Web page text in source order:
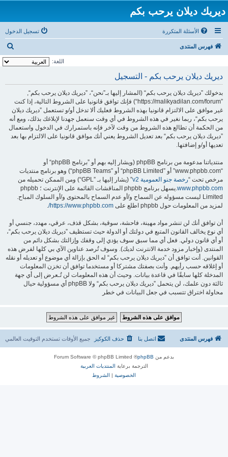
ديريك ديلان يرحب بكم
الأسئلة المتكررة تسجيل الدخول
فهرس المنتدى
ح
اللغة:
ديريك ديلان يرحب بكم - التسجيل
بدخولك ”ديريك ديلان يرحب بكم“ (المشار إليها بـ”نحن“، ”ديريك ديلان يرحب بكم“,
”https://malikyadilan.com/forum“) فإنك توافق قانونيا على الشروط التالية، إذا كنت
غير موافق على الالتزام قانونيا بهذه الشروط فعليك ألا تدخل أو/و تستعمل ”ديريك ديلان
يرحب بكم“، ربما نغير في هذه الشروط في أي وقت سنعمل جهدنا لإبلاغك بذلك، ومع أنه
من الحكمة أن تطالع هذه الشروط من وقت لآخر فإنه باستمرارك في الدخول واستعمال
”ديريك ديلان يرحب بكم“ بعد تعديل الشروط يعني أنك موافق قانونيا على الالتزام بها بعد
تعديها أو/و إضافتها.
منتدياتنا مدعومة من برنامج phpBB (ويشار إليه بهم أو ”برنامج phpBB“ أو
“www.phpbb.com” أو ”phpBB Limited“ أو ”phpBB Teams“) وهو برنامج منتديات
مرخص تحت “رخصة جنو العمومية v2
” (يشار إليها بـ ”GPL“) ومن الممكن تحميله من
www.phpbb.com
.يسهل برنامج phpbb المناقشات القائمة على الإنترنت ؛ phpbb
Limited ليست مسؤوله عن السماح و/أو عدم السماح بالمحتوى و/أو السلوك المباح.
لمزيد من المعلومات حول phpbb اطلع على
https://www.phpbb.com/
.
أن توافق أنك لن تنشر مواد مهينة، فاحشة، سوقية، بشكل قذف، عرقي، مهدد، جنسي أو
أي نوع يخالف القانون المتبع في دولتك أو الدولة حيث تستظيف ”ديريك ديلان يرحب بكم“،
أو أي قانون دولي. فعل أي مما سبق سوف يؤدي إلى وقفك وإزالتك بشكل دائم من
المنتدى (وإخبار مزود خدمة الانترنت لديك). وسوف تُرصد عناوين الآي بي كلها لفرض هذه
القوانين. أنت توافق أن ”ديريك ديلان يرحب بكم“ له الحق بإزالة أي موضوع أو تعديله أو نقله
أو إغلاقه حسب رأيهم. وأنت بصفتك مشتركا أو مستخدما توافق أن تخزن المعلومات
المدخلة كلها سابقًا في قاعدة بيانات. وحيث أن هذه المعلومات لن تُـعرض إلى أي جهة
ثالثة دون علمك، لن يتحمل ”ديريك ديلان يرحب بكم“ ولا phpBB أي مسؤولية حيال
محاولة اختراق تتسبب في جعل البيانات في خطر
فهرس المنتدى جميع الأوقات تستخدم التوقيت العالمي حذف الكوكيز اتصل بنا
بدعم من phpBB
® Forum Software © phpBB Limited
الترجمة برعاية المنتديات العربية
الخصوصية | الشروط